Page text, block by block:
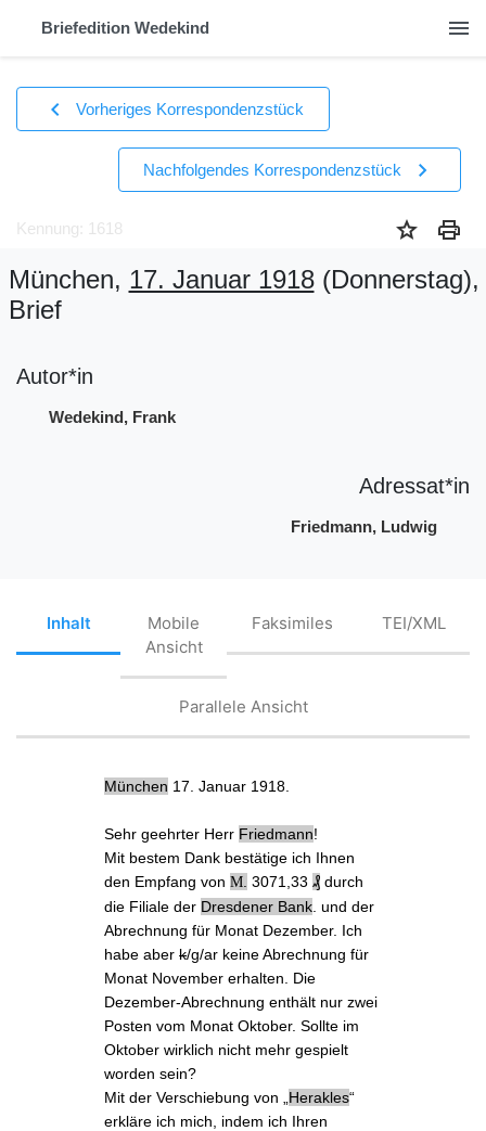
Briefedition Wedekind menu
chevron_left Vorheriges Korrespondenzstück
Nachfolgendes Korrespondenzstück chevron_right
Kennung: 1618 star print
München, 17. Januar 1918(Donnerstag),
Brief
Autor*in
Wedekind, Frank
Adressat*in
Friedmann, Ludwig
Inhalt
Mobile
Ansicht
Faksimiles TEI/XML
Parallele Ansicht
München 17. Januar 1918.
Sehr geehrter Herr Friedmann!
Mit bestem Dank bestätige ich Ihnen
den Empfang vonM 3071,33₰ durch
die Filiale der Dresdener Bank .und der
Abrechnung für Monat Dezember. Ich
habe aberk/g/ar keine Abrechnung für
Monat November erhalten. Die
Dezember-Abrechnung enthält nur zwei
Posten vom Monat Oktober. Sollte im
Oktober wirklich nicht mehr gespielt
worden sein?
Mit derVerschiebung von „ Herakles“
erkläre ich mich, indem ich Ihren